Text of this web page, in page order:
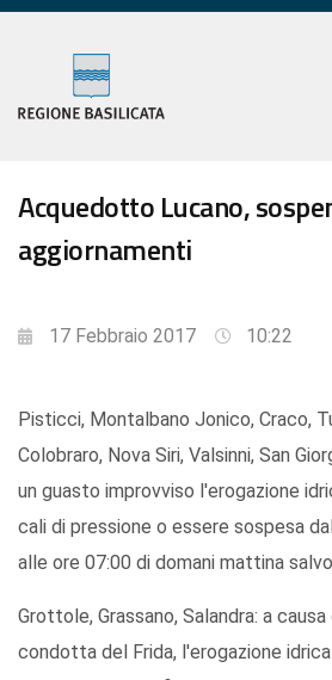
Acquedotto Lucano,
aggiornamenti
17 Febbraio 2017 10:22
Pisticci, Montalbano Jonico, Craco,
Colobraro, Nova Siri, Valsinni, San
un guasto improvviso l'erogazione
cali di pressione o essere sospesa
alle ore 07:00 di domani mattina
Grottole, Grassano, Salandra: a
condotta del Frida, l'erogazione